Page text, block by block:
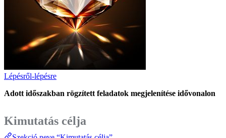
Lépésről-lépésre
Adott időszakban rögzített feladatok megjelenítése idővonalon
Kimutatás célja